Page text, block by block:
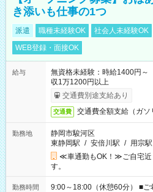
き添いも仕事の1つ
派遣 職種未経験OK 社会人未経験OK
WEB登録・面接OK
給与
無資格未経験：時給1400円
収1万1200円以上
交通費別途支給あり
交通費 交通費全額支給（ガソ
勤務地
静岡市駿河区
東静岡駅 / 安倍川駅 / 用宗駅
≪車通勤もOK！≫ご自宅近
す。
勤務時間
9:00～18:00（休憩60分） ■ご希望があれば下記シフトもOK！